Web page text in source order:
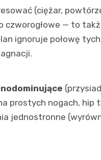
(ciężar,
czworogłowe — to
ignoruje połowę
prostych nogach, hip
jednostronne